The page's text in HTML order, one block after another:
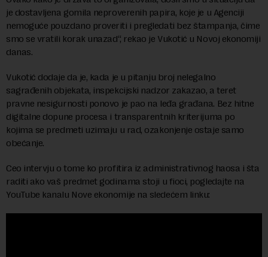
je dostavljena gomila neproverenih papira, koje je u Agenciji
nemoguće pouzdano proveriti i pregledati bez štampanja, čime
smo se vratili korak unazad“, rekao je Vukotić u Novoj ekonomiji
danas.
Vukotić dodaje da je, kada je u pitanju broj nelegalno
sagrađenih objekata, inspekcijski nadzor zakazao, a teret
pravne nesigurnosti ponovo je pao na leđa građana. Bez hitne
digitalne dopune procesa i transparentnih kriterijuma po
kojima se predmeti uzimaju u rad, ozakonjenje ostaje samo
obećanje.
Ceo intervju o tome ko profitira iz administrativnog haosa i šta
raditi ako vaš predmet godinama stoji u fioci, pogledajte na
YouTube kanalu Nove ekonomije na sledećem linku: